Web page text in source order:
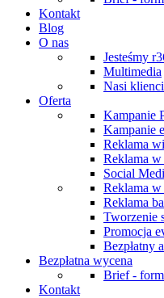
Kontakt
Blog
O nas
Jesteśmy
Multimedia
Nasi klienci
Oferta
Kampanie
Kampanie
Reklama
Reklama w
Social
Reklama
Reklama
Tworzenie
Promocja
Bezpłatny
Bezpłatna wycena
Brief -
Kontakt